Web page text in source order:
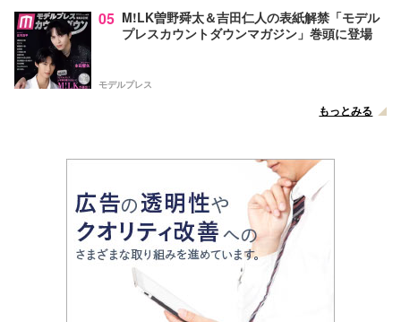
05 M!LK曽野舜太＆吉田仁人の表紙解禁「モデル
プレスカウントダウンマガジン」巻頭に登場
モデルプレス
もっとみる